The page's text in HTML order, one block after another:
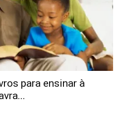
para ensinar à